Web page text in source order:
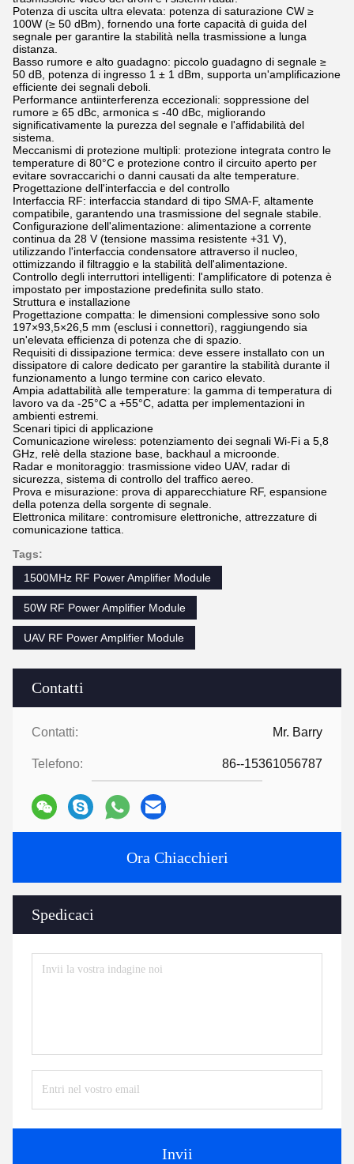
Contatti
Contatti: Mr. Barry
Telefono: 86--15361056787
Ora Chiacchieri
Spedicaci
Invii
Potenza di uscita ultra elevata: potenza di saturazione CW ≥
100W (≥ 50 dBm), fornendo una forte capacità di guida del
segnale per garantire la stabilità nella trasmissione a lunga
distanza.
Basso rumore e alto guadagno: piccolo guadagno di segnale ≥
50 dB, potenza di ingresso 1 ± 1 dBm, supporta un'amplificazione
efficiente dei segnali deboli.
Performance antiinterferenza eccezionali: soppressione del
rumore ≥ 65 dBc, armonica ≤ -40 dBc, migliorando
significativamente la purezza del segnale e l'affidabilità del
sistema.
Meccanismi di protezione multipli: protezione integrata contro le
temperature di 80°C e protezione contro il circuito aperto per
evitare sovraccarichi o danni causati da alte temperature.
Progettazione dell'interfaccia e del controllo
Interfaccia RF: interfaccia standard di tipo SMA-F, altamente
compatibile, garantendo una trasmissione del segnale stabile.
Configurazione dell'alimentazione: alimentazione a corrente
continua da 28 V (tensione massima resistente +31 V),
utilizzando l'interfaccia condensatore attraverso il nucleo,
ottimizzando il filtraggio e la stabilità dell'alimentazione.
Controllo degli interruttori intelligenti: l'amplificatore di potenza è
impostato per impostazione predefinita sullo stato.
Struttura e installazione
Progettazione compatta: le dimensioni complessive sono solo
197×93,5×26,5 mm (esclusi i connettori), raggiungendo sia
un'elevata efficienza di potenza che di spazio.
Requisiti di dissipazione termica: deve essere installato con un
dissipatore di calore dedicato per garantire la stabilità durante il
funzionamento a lungo termine con carico elevato.
Ampia adattabilità alle temperature: la gamma di temperatura di
lavoro va da -25°C a +55°C, adatta per implementazioni in
ambienti estremi.
Scenari tipici di applicazione
Comunicazione wireless: potenziamento dei segnali Wi-Fi a 5,8
GHz, relè della stazione base, backhaul a microonde.
Radar e monitoraggio: trasmissione video UAV, radar di
sicurezza, sistema di controllo del traffico aereo.
Prova e misurazione: prova di apparecchiature RF, espansione
della potenza della sorgente di segnale.
Elettronica militare: contromisure elettroniche, attrezzature di
comunicazione tattica.
Tags:
1500MHz RF Power Amplifier Module
50W RF Power Amplifier Module
UAV RF Power Amplifier Module